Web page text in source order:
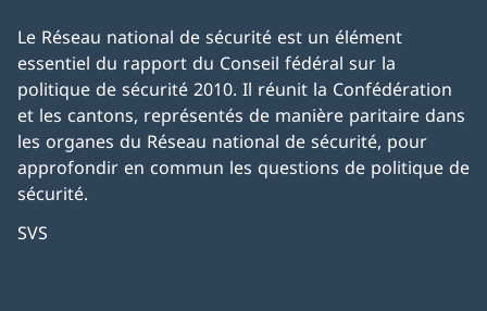
Le Réseau national de sécurité est un élément
essentiel du rapport du Conseil fédéral sur la
politique de sécurité 2010. Il réunit la Confédération
et les cantons, représentés de manière paritaire dans
les organes du Réseau national de sécurité, pour
approfondir en commun les questions de politique de
sécurité.
SVS